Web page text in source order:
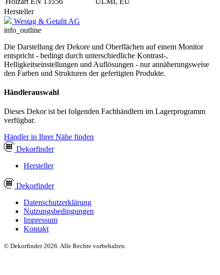
Hersteller
Westag & Getalit AG
info_outline
Die Darstellung der Dekore und Oberflächen auf einem Monitor
entspricht - bedingt durch unterschiedliche Kontrast-,
Helligkeitseinstellungen und Auflösungen - nur annäherungsweise
den Farben und Strukturen der gefertigten Produkte.
Händlerauswahl
Dieses Dekor ist bei folgenden Fachhändlern im Lagerprogramm
verfügbar.
Händler in Ihrer Nähe finden
Dekorfinder
Hersteller
Dekorfinder
Datenschutzerklärung
Nutzungsbedingungen
Impressum
Kontakt
© Dekorfinder 2026. Alle Rechte vorbehalten.